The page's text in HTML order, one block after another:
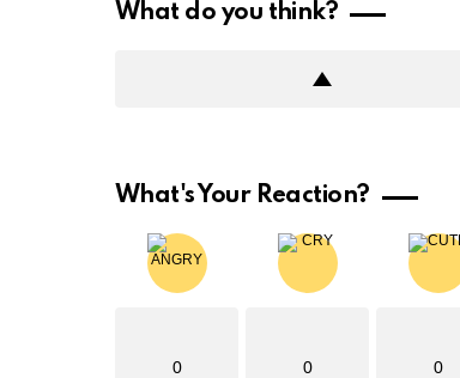
What do you think?
What's Your Reaction?
0 0 0